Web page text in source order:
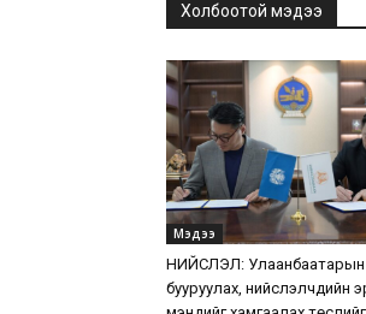
Холбоотой мэдээ
Мэдээ
НИЙСЛЭЛ: Улаанбаатарын
бууруулах, нийслэлчүүдийн